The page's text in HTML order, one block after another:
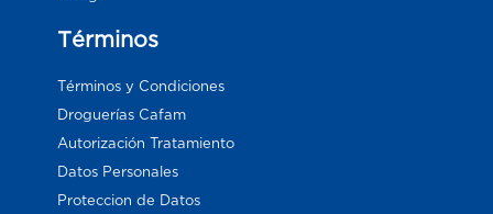
Términos
Términos y Condiciones
Droguerías Cafam
Autorización Tratamiento
Datos Personales
Proteccion de Datos